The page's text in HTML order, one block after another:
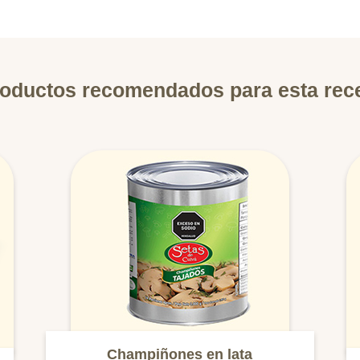
recomendados para esta
Champiñones en lata